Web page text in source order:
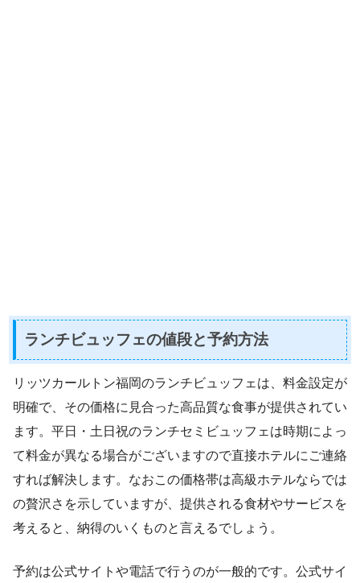
ランチビュッフェの値段と予約方法
リッツカールトン福岡のランチビュッフェは、料金設定が
明確で、その価格に見合った高品質な食事が提供されてい
ます。平日・土日祝のランチセミビュッフェは時期によっ
て料金が異なる場合がございますので直接ホテルにご連絡
すれば解決します。なおこの価格帯は高級ホテルならでは
の贅沢さを示していますが、提供される食材やサービスを
考えると、納得のいくものと言えるでしょう。
予約は公式サイトや電話で行うのが一般的です。公式サイ